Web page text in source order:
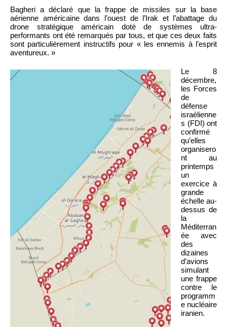
Bagheri a déclaré que la frappe de missiles sur la base
aérienne américaine dans l’ouest de l’Irak et l’abattage du
drone stratégique américain doté de systèmes ultra-
performants ont été remarqués par tous, et que ces deux faits
sont particulièrement instructifs pour « les ennemis à l’esprit
aventureux. »
Le 8
décembre,
les Forces
de
défense
israélienne
s (FDI) ont
confirmé
qu’elles
organisero
nt au
printemps
un
exercice à
grande
échelle au-
dessus de
la
Méditerran
ée avec
des
dizaines
d’avions
simulant
une frappe
contre le
programm
e nucléaire
iranien.